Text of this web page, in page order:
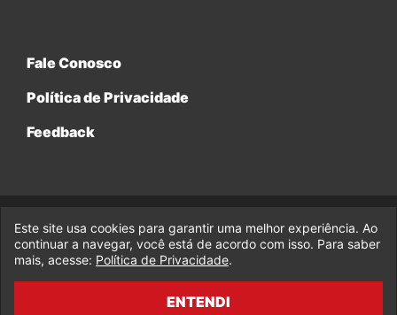
Fale Conosco
Política de Privacidade
Feedback
© 2017-2026 Legado da Marvel, uma empresa da Legado
Enterprises.
fabiolobo
Este site usa cookies para garantir uma melhor experiência. Ao
continuar a navegar, você está de acordo com isso. Para saber
mais, acesse: Política de Privacidade.
ENTENDI